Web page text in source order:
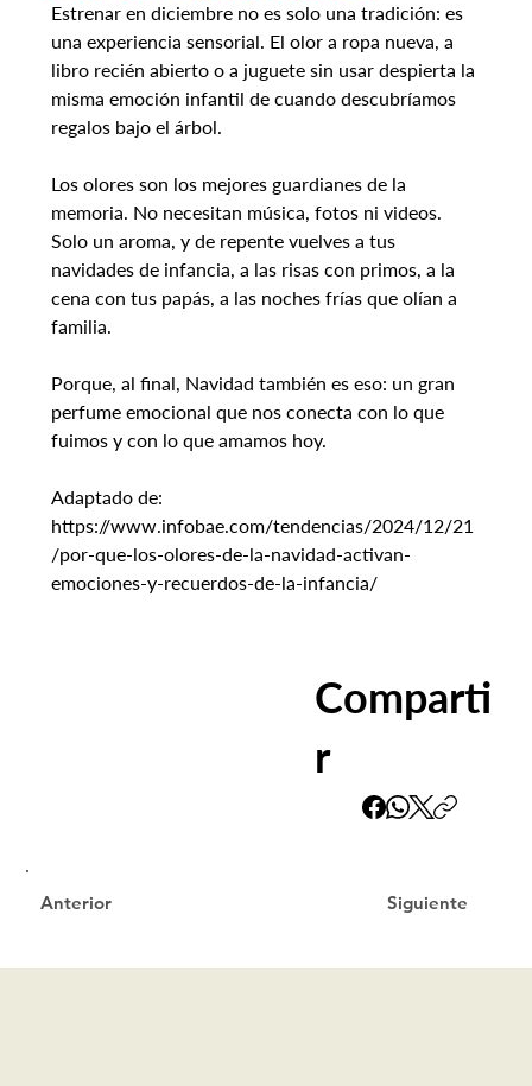
Estrenar en diciembre no es solo una tradición: es
una experiencia sensorial. El olor a ropa nueva, a
libro recién abierto o a juguete sin usar despierta la
misma emoción infantil de cuando descubríamos
regalos bajo el árbol.
Los olores son los mejores guardianes de la
memoria. No necesitan música, fotos ni videos.
Solo un aroma, y de repente vuelves a tus
navidades de infancia, a las risas con primos, a la
cena con tus papás, a las noches frías que olían a
familia.
Porque, al final, Navidad también es eso: un gran
perfume emocional que nos conecta con lo que
fuimos y con lo que amamos hoy.
Adaptado de:
https://www.infobae.com/tendencias/2024/12/21
/por-que-los-olores-de-la-navidad-activan-
emociones-y-recuerdos-de-la-infancia/
Comparti
r
Siguiente
Anterior